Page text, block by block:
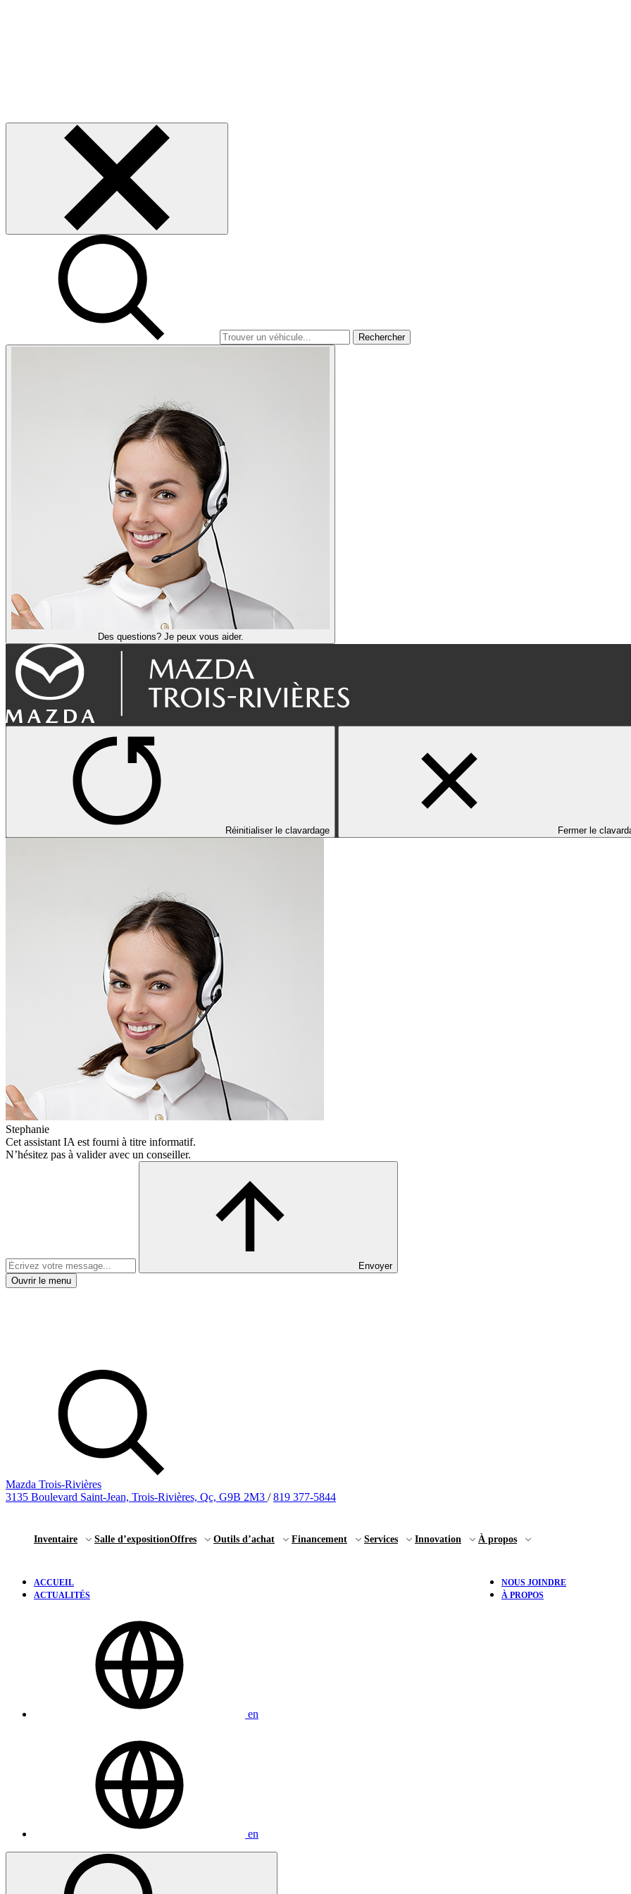
Rechercher
Des questions? Je peux vous aider.
Réinitialiser le clavardage Fermer le
Stephanie
Cet assistant IA est fourni à titre informatif.
N’hésitez pas à valider avec un conseiller.
Envoyer
Ouvrir le menu
Mazda Trois-Rivières
3135 Boulevard Saint-Jean, Trois-Rivières, Qc, G9B 2M3 / 819 377-5844
Inventaire Salle d’expositionOffres Outils d’achat Financement Services Innovation À propos
ACCUEIL
NOUS JOINDRE
ACTUALITÉS
À PROPOS
en
en